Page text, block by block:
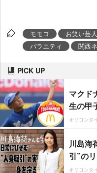
モモコ お笑い芸人
バラエティ
関西
PICK UP
マクド
生の甲
オリコンタ
川島海
引”の
オリコンタ